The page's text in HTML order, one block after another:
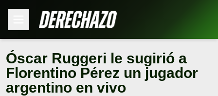
Óscar Ruggeri le sugirió a
Florentino Pérez un jugador
argentino en vivo